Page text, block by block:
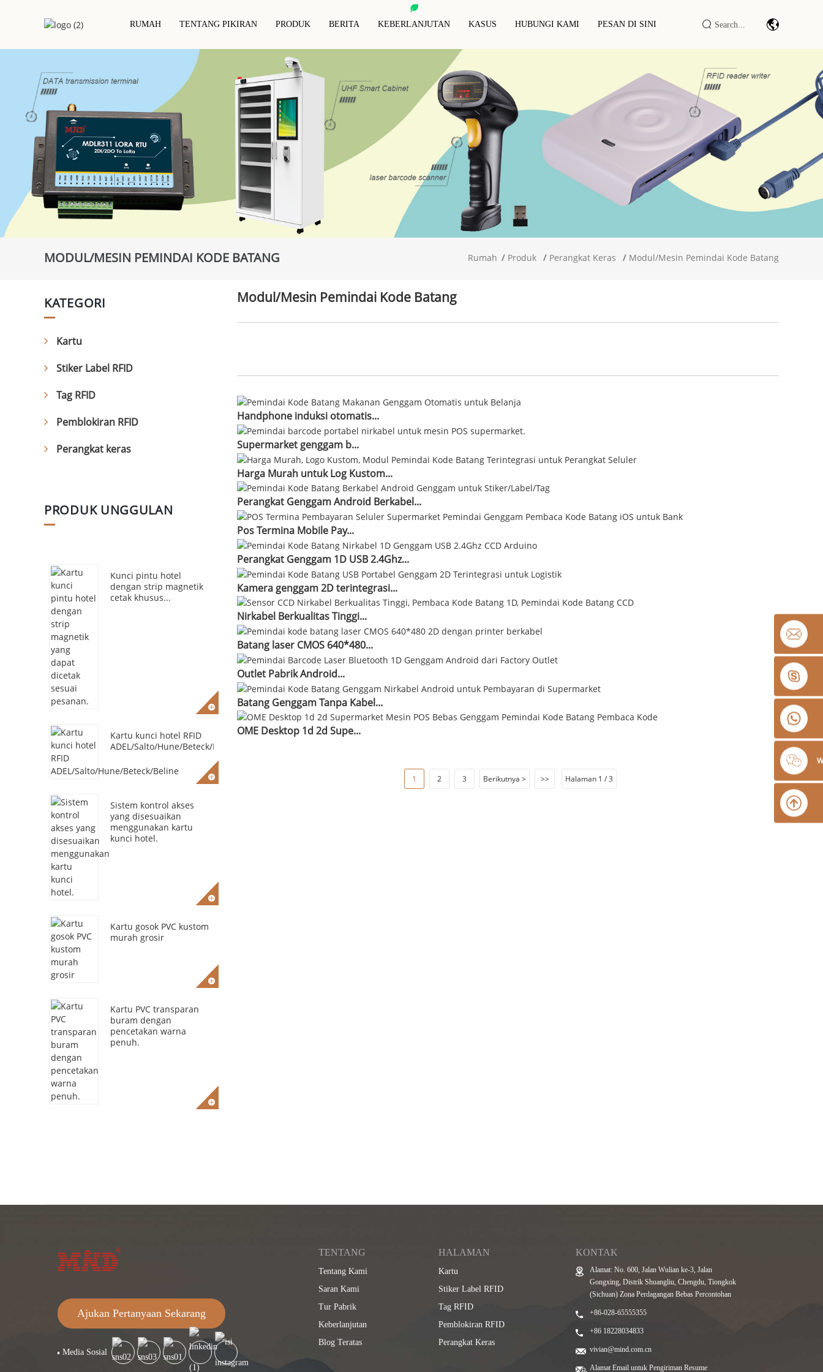
RUMAH TENTANG PIKIRAN PRODUK
Kartu Chip IC Kontak
Kartu PVC
Kartu RFID / NFC
Kartu Berbasis Proyek
Kartu RFID Kayu
Kartu Logam
Kartu Ramah Lingkungan
Label/stiker Tercetak NFC
Inlay Kering RFID
Inlay/stiker RFID Basah
Label/stiker Putih RFID
Tag RFID Untuk Hewan
Tag Anti-Logam RFID
Gantungan Kunci RFID
Gelang RFID
Tag RFID Khusus
Pelindung Penghalang RFID
Dompet Pemblokir RFID
Modul/mesin Pemindai Kode Batang
DTU/RTU IoT Industri
Pembaca/penulis RFID LF/HF/UHF
Kabinet/Terminal Pintar RFID
BERITA KEBERLANJUTAN KASUS HUBUNGI KAMI PESAN DI SINI
MODUL/MESIN PEMINDAI KODE BATANG Rumah Produk Perangkat Keras Modul/mesin Pemindai Kode Batang
KATEGORI
Kartu
Stiker Label RFID
Tag RFID
Pemblokiran RFID
Perangkat keras
PRODUK UNGGULAN
Kunci pintu hotel
dengan strip magnetik
cetak khusus...
Kartu kunci hotel RFID
ADEL/Salto/Hune/Beteck/Beline
Sistem kontrol akses
yang disesuaikan
menggunakan kartu
kunci hotel.
Kartu gosok PVC kustom
murah grosir
Kartu PVC transparan
buram dengan
pencetakan warna
penuh.
Modul/mesin Pemindai Kode Batang
Handphone induksi otomatis...
Supermarket genggam b...
Harga Murah untuk Log Kustom...
Perangkat Genggam Android Berkabel...
Pos Termina Mobile Pay...
Perangkat Genggam 1D USB 2.4Ghz...
Kamera genggam 2D ​​terintegrasi...
Nirkabel Berkualitas Tinggi...
Batang laser CMOS 640*480...
Outlet Pabrik Android...
Batang Genggam Tanpa Kabel...
OME Desktop 1d 2d Supe...
1 2 3 Berikutnya > >> Halaman 1 / 3
Ajukan Pertanyaan Sekarang
Media Sosial
TENTANG
Tentang Kami
Saran Kami
Tur Pabrik
Keberlanjutan
Blog Teratas
HALAMAN
Kartu
Stiker Label RFID
Tag RFID
Pemblokiran RFID
Perangkat Keras
KONTAK
Alamat: No. 600, Jalan Wulian ke-3, Jalan
Gongxing, Distrik Shuangliu, Chengdu, Tiongkok
(Sichuan) Zona Perdagangan Bebas Percontohan
+86-028-65555355
+86 18228034833
vivian@mind.com.cn
Alamat Email untuk Pengiriman Resume